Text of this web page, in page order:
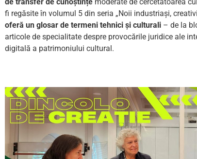
fi regăsite în volumul 5 din seria „Noii industriași,
oferă un glosar de termeni tehnici și culturali – de la
articole de specialitate despre provocările juridice ale
digitală a patrimoniului cultural.